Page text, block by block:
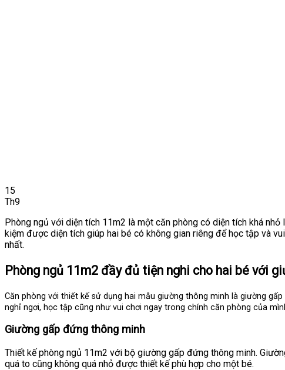
15
Th9
Phòng ngủ với diện tích 11m2 là một căn phòng có diện tích khá
kiệm được diện tích giúp hai bé có không gian riêng để học tập và
nhất.
Phòng ngủ 11m2 đầy đủ tiện nghi cho hai bé với
Căn phòng với thiết kế sử dụng hai mẫu giường thông minh là giường
nghỉ ngơi, học tập cũng như vui chơi ngay trong chính căn phòng của
Giường gấp đứng thông minh
Thiết kế phòng ngủ 11m2 với bộ giường gấp đứng thông minh.
quá to cũng không quá nhỏ được thiết kế phù hợp cho một bé.